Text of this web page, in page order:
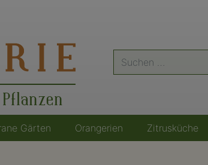
Suche
nach:
Gärten Orangerien Zitrusküche